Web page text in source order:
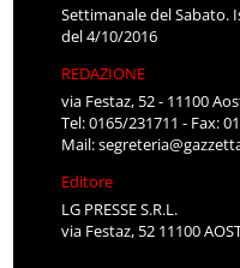
Settimanale del Sabato.
del 4/10/2016
REDAZIONE
via Festaz, 52 - 11100
Tel: 0165/231711 - Fax:
Mail:
Editore
LG PRESSE S.R.L.
via Festaz, 52 11100